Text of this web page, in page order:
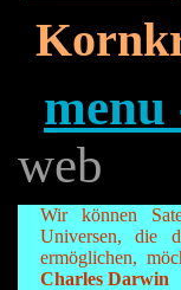
menu
web
Wir können
Universen, die
ermöglichen,
Charles Darwin